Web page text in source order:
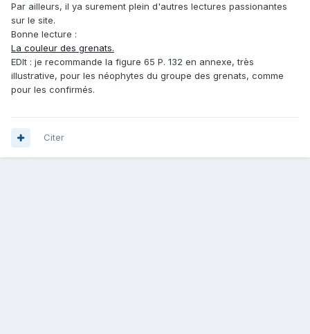
Par ailleurs, il ya surement plein d'autres lectures passionantes
sur le site.
Bonne lecture :
La couleur des grenats.
EDIt : je recommande la figure 65 P. 132 en annexe, très
illustrative, pour les néophytes du groupe des grenats, comme
pour les confirmés.
Citer